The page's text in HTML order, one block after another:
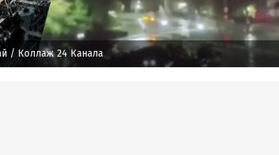
/ Коллаж 24 Канала